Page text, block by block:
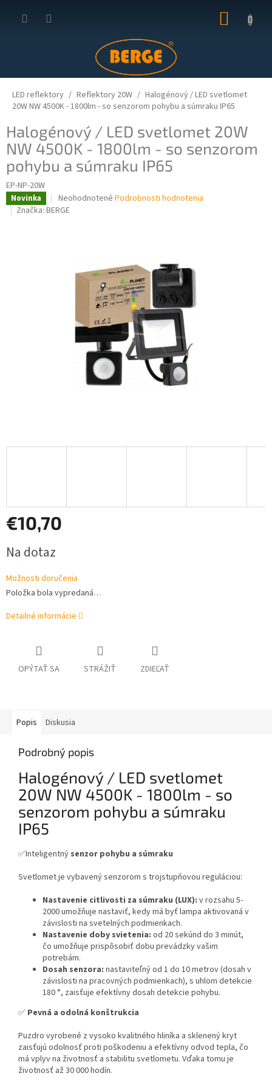
KOŠÍK
LED reflektory Reflektory 20W
Halogénový / LED svetlomet
20W NW 4500K - 1800lm - so senzorom pohybu a súmraku IP65
Halogénový / LED svetlomet 20W
NW 4500K - 1800lm - so senzorom
pohybu a súmraku IP65
EP-NP-20W
Novinka
Priemerné
hodnotenie
hviezdičiek.
Neohodnotené Podrobnosti hodnotenia
Značka: BERGE
€10,70
cena:
Na dotaz
Možnosti doručenia
Položka bola vypredaná…
Detailné informácie
OPÝTAŤ SA STRÁŽIŤ ZDIEĽAŤ
Popis Diskusia
Podrobný popis
Halogénový / LED svetlomet
20W NW 4500K - 1800lm - so
senzorom pohybu a súmraku
IP65
✅Inteligentný senzor pohybu a súmraku
Svetlomet je vybavený senzorom s trojstupňovou reguláciou:
Nastavenie citlivosti za súmraku (LUX): v rozsahu 5-
2000 umožňuje nastaviť, kedy má byť lampa aktivovaná v
závislosti na svetelných podmienkach.
Nastavenie doby svietenia: od 20 sekúnd do 3 minút,
čo umožňuje prispôsobiť dobu prevádzky vašim
potrebám.
Dosah senzora: nastaviteľný od 1 do 10 metrov (dosah v
závislosti na pracovných podmienkach), s uhlom detekcie
180 °, zaisťuje efektívny dosah detekcie pohybu.
✅ Pevná a odolná konštrukcia
Puzdro vyrobené z vysoko kvalitného hliníka a sklenený kryt
zaisťujú odolnosť proti poškodeniu a efektívny odvod tepla, čo
má vplyv na životnosť a stabilitu svetlometu. Vďaka tomu je
životnosť až 30 000 hodín.